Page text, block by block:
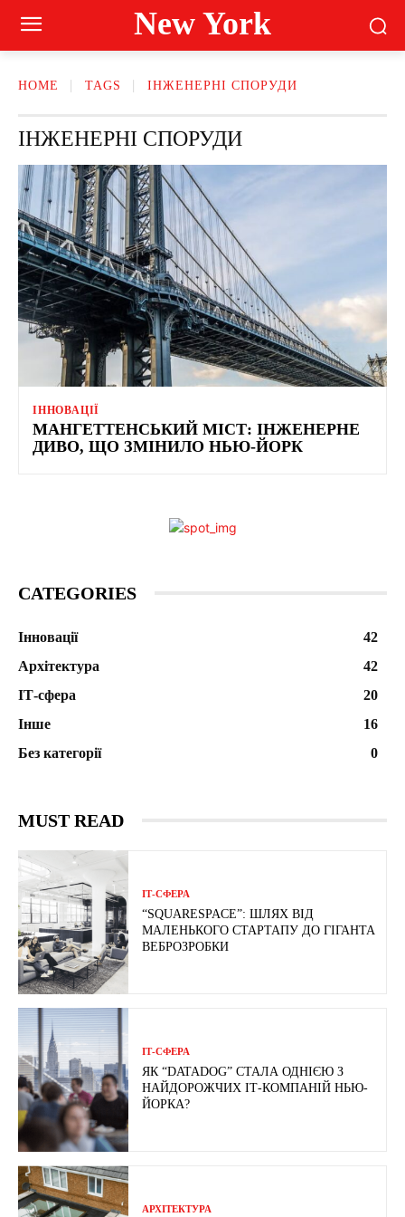
New York
HOME TAGS ІНЖЕНЕРНІ СПОРУДИ
ІНЖЕНЕРНІ СПОРУДИ
ІННОВАЦІЇ
МАНГЕТТЕНСЬКИЙ МІСТ: ІНЖЕНЕРНЕ
ДИВО, ЩО ЗМІНИЛО НЬЮ-ЙОРК
CATEGORIES
Інновації
42
Архітектура
42
ІТ-сфера
20
Інше
16
Без категорії
0
MUST READ
ІТ-СФЕРА
“SQUARESPACE”: ШЛЯХ ВІД
МАЛЕНЬКОГО СТАРТАПУ ДО ГІГАНТА
ВЕБРОЗРОБКИ
ІТ-СФЕРА
ЯК “DATADOG” СТАЛА ОДНІЄЮ З
НАЙДОРОЖЧИХ ІТ-КОМПАНІЙ НЬЮ-
ЙОРКА?
АРХІТЕКТУРА